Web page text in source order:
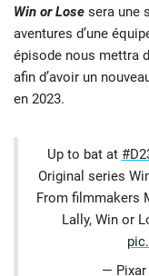
Win or Lose sera une
aventures d’une
épisode nous mettra
afin d’avoir un
en 2023.
Up to bat at
Original series
From filmmakers
Lally, Win or
— Pixar